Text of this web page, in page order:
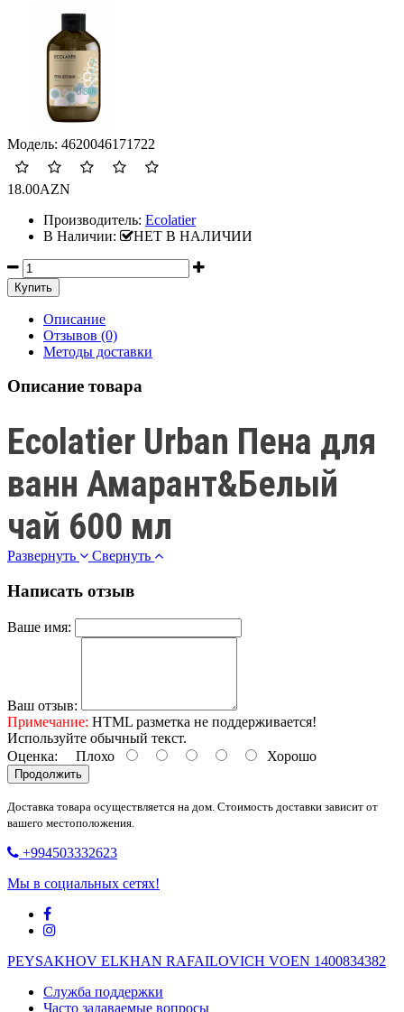
Модель: 4620046171722
18.00AZN
Производитель: Ecolatier
В Наличии:
НЕТ В НАЛИЧИИ
Описание
Отзывов (0)
Методы доставки
Описание товара
Ecolatier Urban Пена для
ванн Амарант&Белый
чай 600 мл
Развернуть Свернуть
Написать отзыв
Ваше имя:
Ваш отзыв:
Примечание: HTML разметка не поддерживается!
Используйте обычный текст.
Оценка: Плохо Хорошо
Продолжить
Доставка товара осуществляется на дом. Стоимость доставки зависит от
вашего местоположения.
+994503332623
Мы в социальных сетях!
PEYSAKHOV ELKHAN RAFAILOVICH VOEN 1400834382
Служба поддержки
Часто задаваемые вопросы